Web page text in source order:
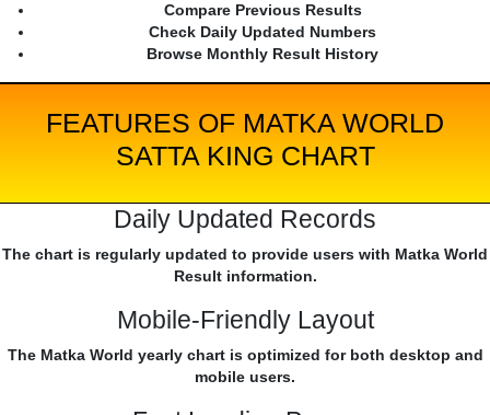
Compare Previous Results
Check Daily Updated Numbers
Browse Monthly Result History
FEATURES OF MATKA WORLD
SATTA KING CHART
Daily Updated Records
The chart is regularly updated to provide users with Matka World
Result information.
Mobile-Friendly Layout
The Matka World yearly chart is optimized for both desktop and
mobile users.